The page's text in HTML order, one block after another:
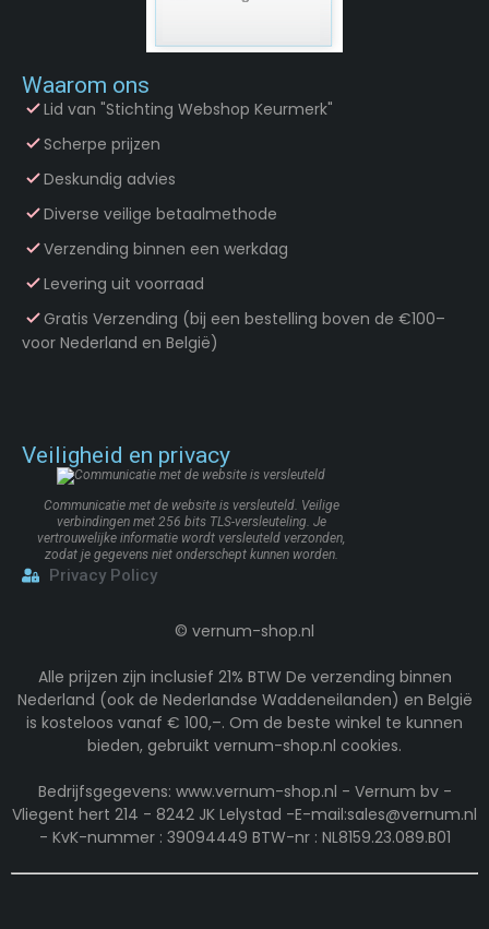
Waarom ons
Lid van "Stichting Webshop Keurmerk"
Scherpe prijzen
Deskundig advies
Diverse veilige betaalmethode
Verzending binnen een werkdag
Levering uit voorraad
Gratis Verzending (bij een bestelling boven de €100–
voor Nederland en België)
Veiligheid en privacy
Communicatie met de website is versleuteld. Veilige
verbindingen met 256 bits TLS-versleuteling. Je
vertrouwelijke informatie wordt versleuteld verzonden,
zodat je gegevens niet onderschept kunnen worden.
Privacy Policy
© vernum-shop.nl
Alle prijzen zijn inclusief 21% BTW De verzending binnen
Nederland (ook de Nederlandse Waddeneilanden) en België
is kosteloos vanaf € 100,–. Om de beste winkel te kunnen
bieden, gebruikt vernum-shop.nl cookies.
Bedrijfsgegevens: www.vernum-shop.nl - Vernum bv -
Vliegent hert 214 - 8242 JK Lelystad -E-mail:sales@vernum.nl
- KvK-nummer : 39094449 BTW-nr : NL8159.23.089.B01